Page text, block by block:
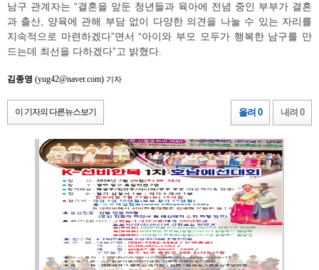
남구 관계자는 “결혼을 앞둔 청년들과 육아에 전념 중인 부부가 결혼
과 출산, 양육에 관해 부담 없이 다양한 의견을 나눌 수 있는 자리를
지속적으로 마련하겠다”면서 “아이와 부모 모두가 행복한 남구를 만
드는데 최선을 다하겠다”고 밝혔다.
김종영 (yug42@naver.com) 기자
이 기자의 다른뉴스보기 올려 0 내려 0